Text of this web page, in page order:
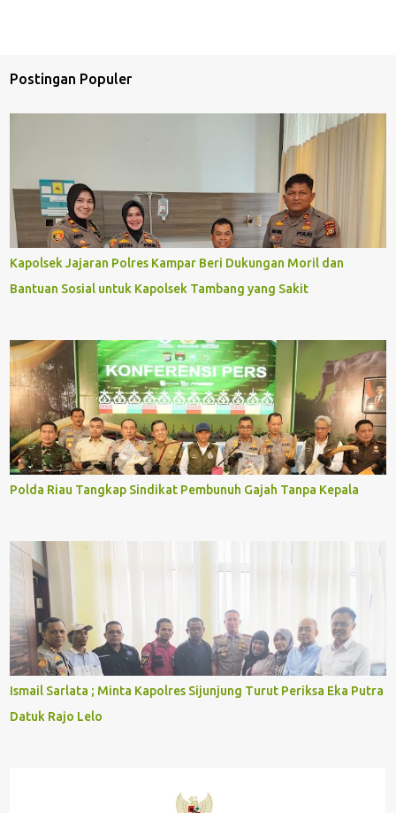
Postingan Populer
Kapolsek Jajaran Polres Kampar Beri Dukungan Moril dan
Bantuan Sosial untuk Kapolsek Tambang yang Sakit
Polda Riau Tangkap Sindikat Pembunuh Gajah Tanpa Kepala
Ismail Sarlata ; Minta Kapolres Sijunjung Turut Periksa Eka Putra
Datuk Rajo Lelo